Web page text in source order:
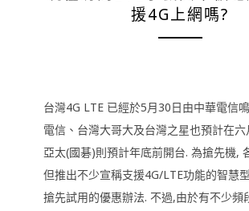
援4G上網嗎?
台灣4G LTE 已經於5月30日由中華電信
電信、台灣大哥大及台灣之星也預計在
亞太(國碁)則預計年底前開台. 為搶先機,
但推出不少宣稱支援4G/LTE功能的智慧
搶先試用的優惠辦法. 不過,由於有不少頻